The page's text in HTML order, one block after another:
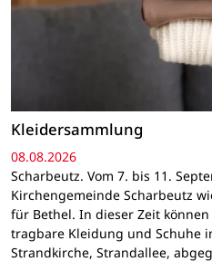
Kleidersammlung
08.08.2026
Scharbeutz. Vom 7. bis 11.
Kirchengemeinde Scharbeutz
für Bethel. In dieser Zeit
tragbare Kleidung und Schuhe
Strandkirche, Strandallee,